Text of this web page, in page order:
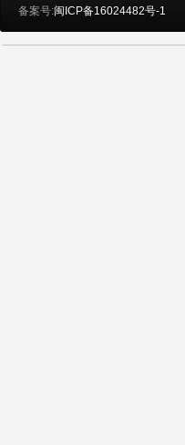
备案号:闽ICP备16024482号-1